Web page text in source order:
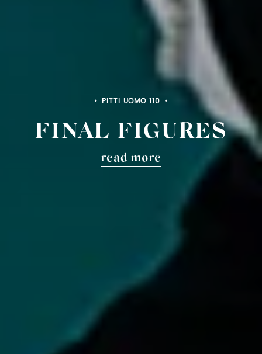
PITTI UOMO 110
FINAL FIGURES
read more